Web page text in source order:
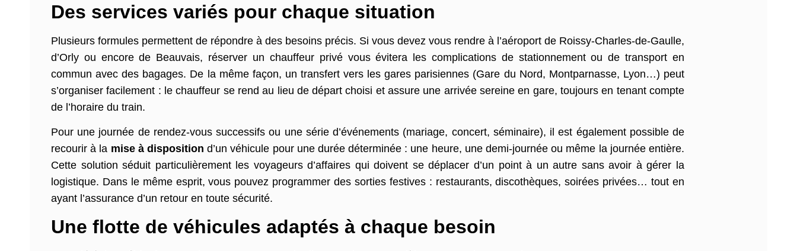
Des services variés pour chaque situation
Plusieurs formules permettent de répondre à des besoins précis. Si vous devez vous rendre à l’aéroport de Roissy-Charles-de-Gaulle,
d’Orly ou encore de Beauvais, réserver un chauffeur privé vous évitera les complications de stationnement ou de transport en
commun avec des bagages. De la même façon, un transfert vers les gares parisiennes (Gare du Nord, Montparnasse, Lyon…) peut
s’organiser facilement : le chauffeur se rend au lieu de départ choisi et assure une arrivée sereine en gare, toujours en tenant compte
de l’horaire du train.
Pour une journée de rendez-vous successifs ou une série d’événements (mariage, concert, séminaire), il est également possible de
recourir à la mise à disposition d’un véhicule pour une durée déterminée : une heure, une demi-journée ou même la journée entière.
Cette solution séduit particulièrement les voyageurs d’affaires qui doivent se déplacer d’un point à un autre sans avoir à gérer la
logistique. Dans le même esprit, vous pouvez programmer des sorties festives : restaurants, discothèques, soirées privées… tout en
ayant l’assurance d’un retour en toute sécurité.
Une flotte de véhicules adaptés à chaque besoin